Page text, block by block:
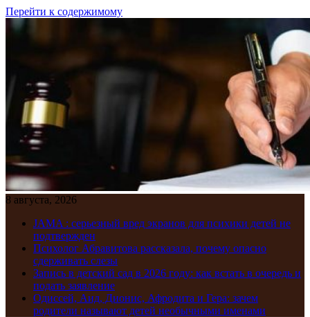
Перейти к содержимому
8 августа, 2026
JAMA : серьезный вред экранов для психики детей не
подтвержден
Психолог Абравитова рассказала, почему опасно
сдерживать слезы
Запись в детский сад в 2026 году: как встать в очередь и
подать заявление
Одиссей, Аид, Дионис, Афродита и Гера: зачем
родители называют детей необычными именами